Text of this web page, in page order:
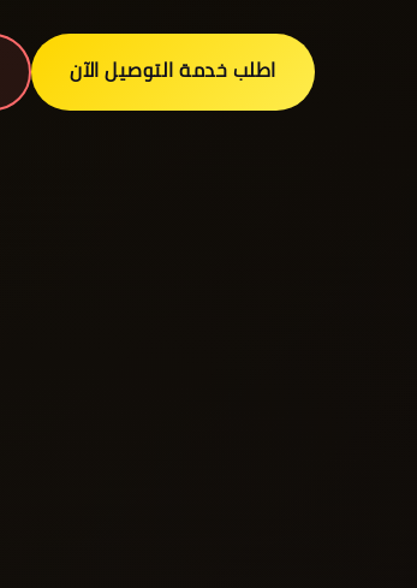
اطلب خدمة التوصيل الآن